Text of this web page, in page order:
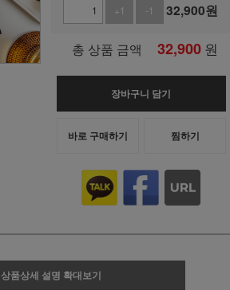
+1
-1 32,900원
총 상품 금액 32,900 원
장바구니 담기
바로 구매하기 찜하기
상품상세 설명 확대보기